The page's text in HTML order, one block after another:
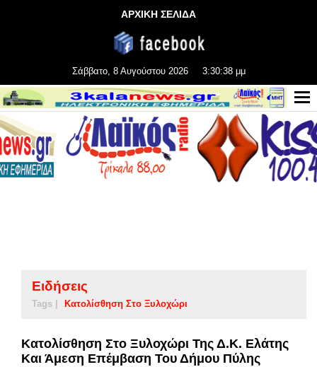
ΑΡΧΙΚΗ ΣΕΛΙΔΑ
Σάββατο, 8 Αυγούστου 2026 3:30:38 μμ
Ειδήσεις
Tags | Κατολίσθηση Στο Ξυλοχώρι
Κατολίσθηση Στο Ξυλοχώρι Της Δ.Κ. Ελάτης
Και Άμεση Επέμβαση Του Δήμου Πύλης